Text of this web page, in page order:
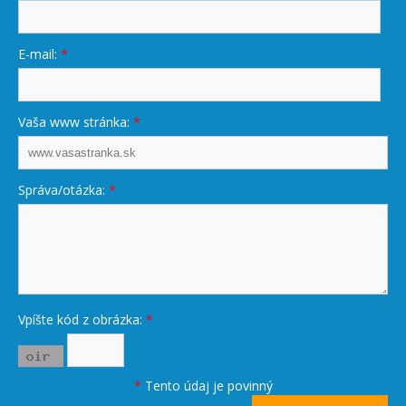
E-mail: *
Vaša www stránka: *
Správa/otázka: *
Vpíšte kód z obrázka: *
* Tento údaj je povinný